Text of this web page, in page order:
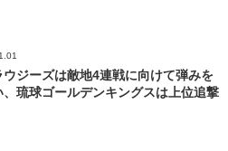
ウジーズは敵地4連戦に向けて弾みを
、琉球ゴールデンキングスは上位追撃